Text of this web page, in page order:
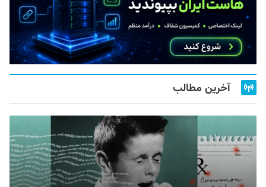
آخرین مطالب